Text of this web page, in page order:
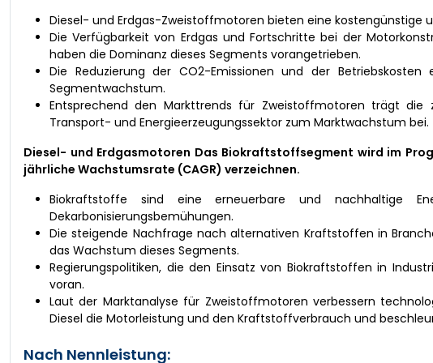
Diesel- und Erdgas-Zweistoffmotoren bieten eine kostengünstige
Die Verfügbarkeit von Erdgas und Fortschritte bei der
haben die Dominanz dieses Segments vorangetrieben.
Die Reduzierung der CO2-Emissionen und der
Segmentwachstum.
Entsprechend den Markttrends für Zweistoffmotoren trägt
Transport- und Energieerzeugungssektor zum Marktwachstum bei.
Diesel- und Erdgasmotoren Das Biokraftstoffsegment wird im
jährliche Wachstumsrate (CAGR) verzeichnen.
Biokraftstoffe sind eine erneuerbare und nachhaltige
Dekarbonisierungsbemühungen.
Die steigende Nachfrage nach alternativen Kraftstoffen in
das Wachstum dieses Segments.
Regierungspolitiken, die den Einsatz von Biokraftstoffen in
voran.
Laut der Marktanalyse für Zweistoffmotoren verbessern
Diesel die Motorleistung und den Kraftstoffverbrauch und
Nach Nennleistung: